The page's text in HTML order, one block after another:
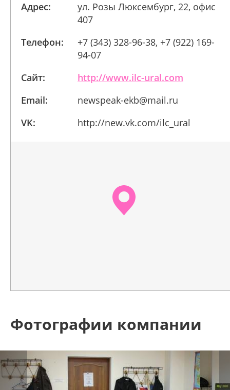
Адрес:
ул. Розы Люксембург, 22, офис
407
Телефон:
+7 (343) 328-96-38, +7 (922) 169-
94-07
Сайт:
http://www.ilc-ural.com
Email:
newspeak-ekb@mail.ru
VK:
http://new.vk.com/ilc_ural
Фотографии компании